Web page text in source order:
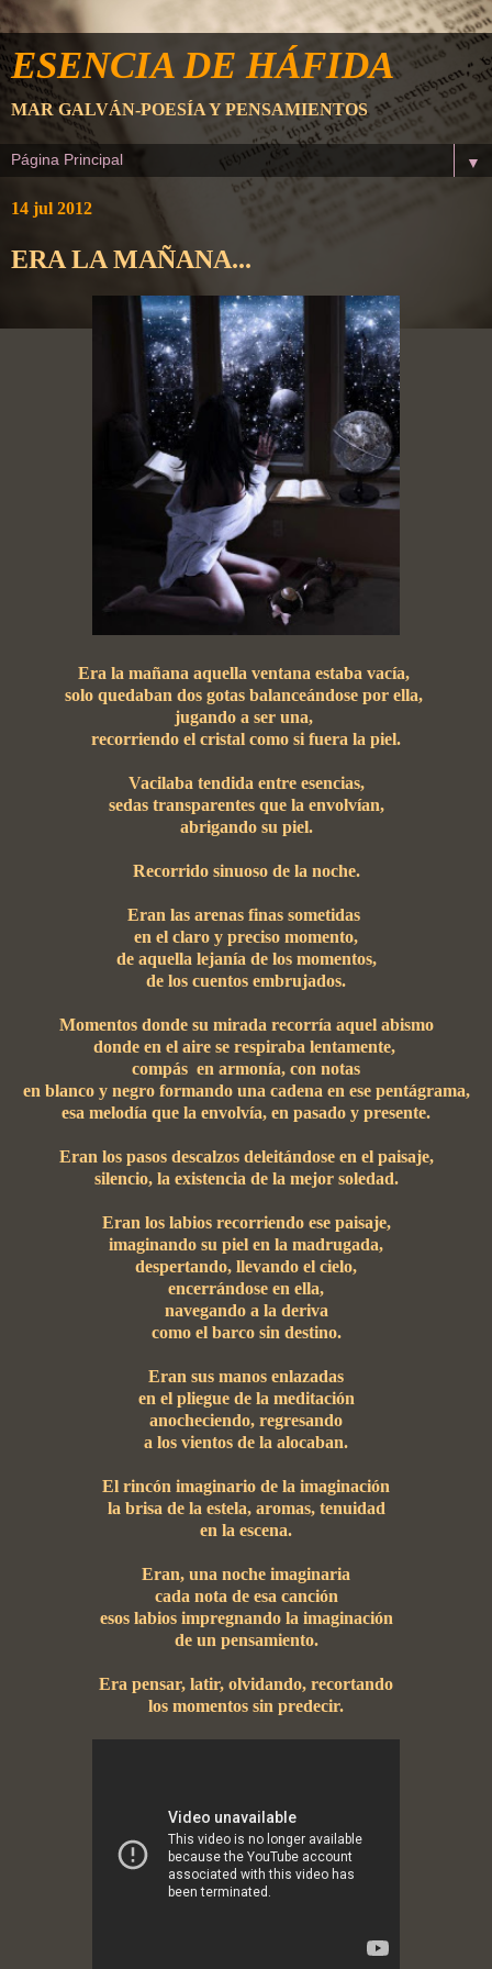
ESENCIA DE HÁFIDA
MAR GALVÁN-POESÍA Y PENSAMIENTOS
▼
14 jul 2012
ERA LA MAÑANA...
Era la mañana aquella ventana estaba vacía,
solo quedaban dos gotas balanceándose por ella,
jugando a ser una,
recorriendo el cristal como si fuera la piel.
Vacilaba tendida entre esencias,
sedas transparentes que la envolvían,
abrigando su piel.
Recorrido sinuoso de la noche.
Eran las arenas finas sometidas
en el claro y preciso momento,
de aquella lejanía de los momentos,
de los cuentos embrujados.
Momentos donde su mirada recorría aquel abismo
donde en el aire se respiraba lentamente,
compás en armonía, con notas
en blanco y negro formando una cadena en ese pentágrama,
esa melodía que la envolvía, en pasado y presente.
Eran los pasos descalzos deleitándose en el paisaje,
silencio, la existencia de la mejor soledad.
Eran los labios recorriendo ese paisaje,
imaginando su piel en la madrugada,
despertando, llevando el cielo,
encerrándose en ella,
navegando a la deriva
como el barco sin destino.
Eran sus manos enlazadas
en el pliegue de la meditación
anocheciendo, regresando
a los vientos de la alocaban.
El rincón imaginario de la imaginación
la brisa de la estela, aromas, tenuidad
en la escena.
Eran, una noche imaginaria
cada nota de esa canción
esos labios impregnando la imaginación
de un pensamiento.
Era pensar, latir, olvidando, recortando
los momentos sin predecir.